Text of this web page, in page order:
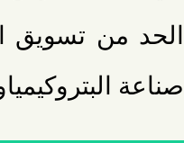
الحد من تسويق
صناعة